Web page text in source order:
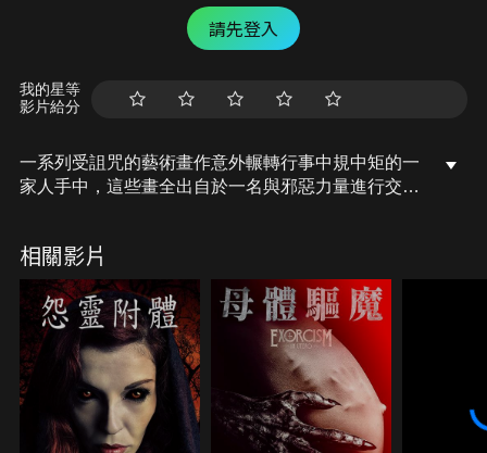
請先登入
我的星等
影片給分
一系列受詛咒的藝術畫作意外輾轉行事中規中矩的一
家人手中，這些畫全出自於一名與邪惡力量進行交易
根據七宗罪犯下暴行。究竟，即將面臨比死亡更可怕
的命運的這家人，能否詛咒殺光他們之前成功阻止一
切？
相關影片